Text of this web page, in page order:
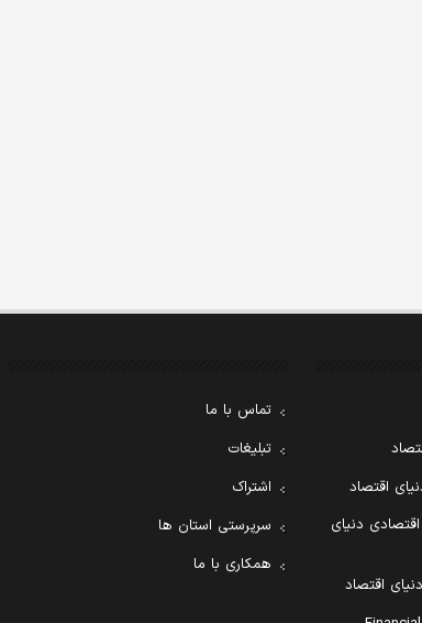
اقتصاد
دنیای
اقتصاد
تماس با ما
تبلیغات
اشتراک
سرپرستی استان ها
همکاری با ما